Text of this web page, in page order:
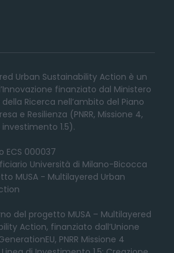
Urban Sustainability Action è un
finanziato dal Ministero
della Ricerca nell’ambito del Piano
e Resilienza (PNRR, Missione 4,
1.5).
ECS 000037
Università di Milano-Bicocca
MUSA - Multilayered Urban
del progetto MUSA – Multilayered
Action, finanziato dall’Unione
PNRR Missione 4